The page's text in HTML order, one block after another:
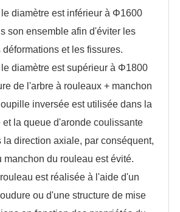
diamètre est inférieur à Φ1600
son ensemble afin d'éviter les
et les fissures.
le diamètre est supérieur à Φ1800
de l'arbre à rouleaux + manchon
inversée est utilisée dans la
la queue d'aronde coulissante
la direction axiale, par conséquent,
manchon du rouleau est évité.
est réalisée à l'aide d'un
ou d'une structure de mise